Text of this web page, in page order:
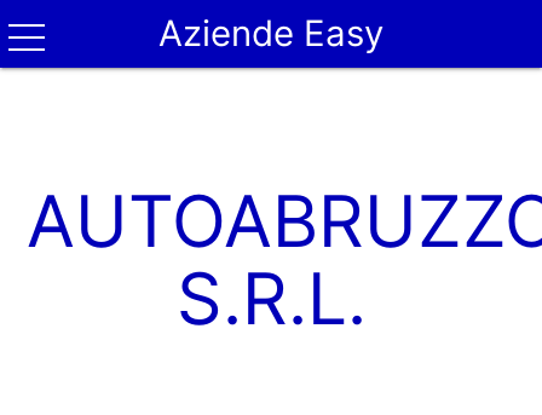
Aziende Easy
S.R.L.